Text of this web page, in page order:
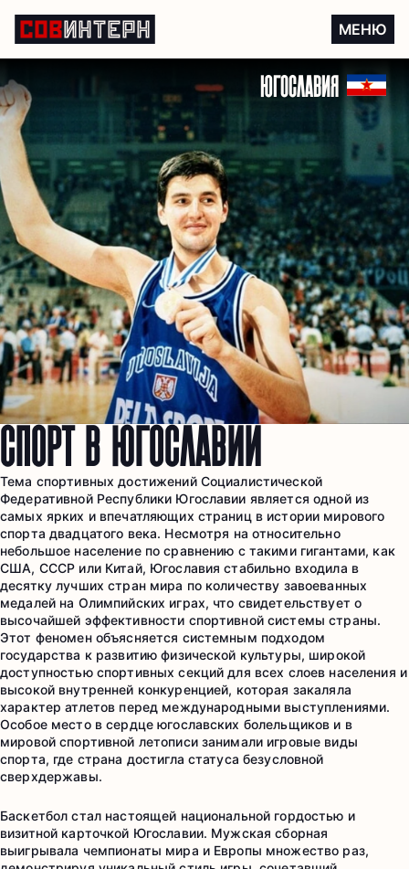
МЕНЮ
Спорт в Югославии
ЮГОСЛАВИЯ
СПОРТ В ЮГОСЛАВИИ
Тема спортивных достижений Социалистической
Федеративной Республики Югославии является одной из
самых ярких и впечатляющих страниц в истории мирового
спорта двадцатого века. Несмотря на относительно
небольшое население по сравнению с такими гигантами, как
США, СССР или Китай, Югославия стабильно входила в
десятку лучших стран мира по количеству завоеванных
медалей на Олимпийских играх, что свидетельствует о
высочайшей эффективности спортивной системы страны.
Этот феномен объясняется системным подходом
государства к развитию физической культуры, широкой
доступностью спортивных секций для всех слоев населения и
высокой внутренней конкуренцией, которая закаляла
характер атлетов перед международными выступлениями.
Особое место в сердце югославских болельщиков и в
мировой спортивной летописи занимали игровые виды
спорта, где страна достигла статуса безусловной
сверхдержавы.
Баскетбол стал настоящей национальной гордостью и
визитной карточкой Югославии. Мужская сборная
выигрывала чемпионаты мира и Европы множество раз,